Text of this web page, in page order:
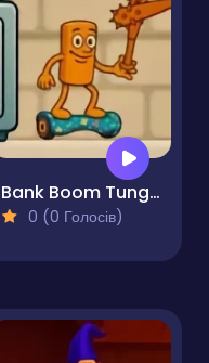
Bank Boom Tung Tung Sahur
0 (0 Голосів)